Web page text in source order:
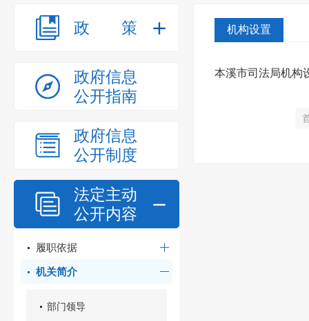
政策
政府信息
公开指南
政府信息
公开制度
法定主动
公开内容
履职依据
机关简介
部门领导
机构设置
本溪市司法局机构